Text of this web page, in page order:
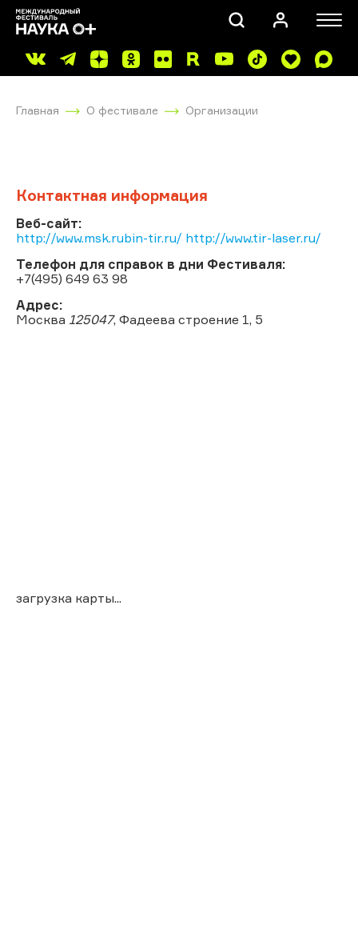
Главная О фестивале Организации
Контактная информация
Веб-сайт:
http://www.msk.rubin-tir.ru/ http://www.tir-laser.ru/
Телефон для справок в дни Фестиваля:
+7(495) 649 63 98
Адрес:
Москва 125047, Фадеева строение 1, 5
загрузка карты...